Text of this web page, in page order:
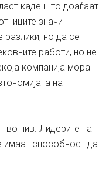
каде што доаѓаат
значи
разлики, но да се
работи, но не
компанија мора
на
во нив. Лидерите на
имаат способност да